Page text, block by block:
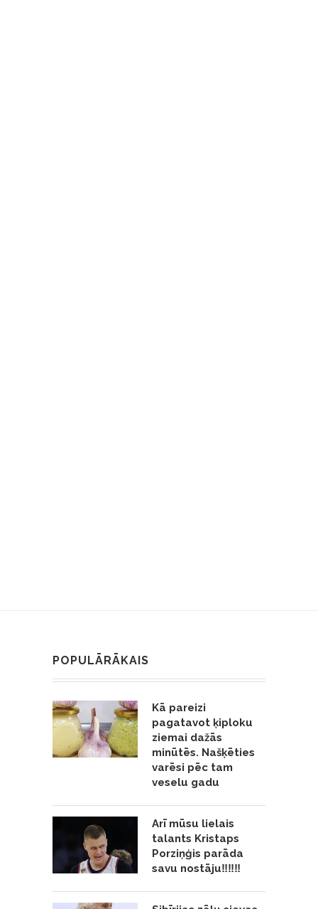
POPULĀRĀKAIS
Kā pareizi
pagatavot ķiploku
ziemai dažās
minūtēs. Našķēties
varēsi pēc tam
veselu gadu
Arī mūsu lielais
talants Kristaps
Porziņģis parāda
savu nostāju‼️‼️‼️